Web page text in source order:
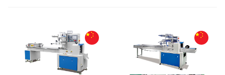
По цене (убыванию)